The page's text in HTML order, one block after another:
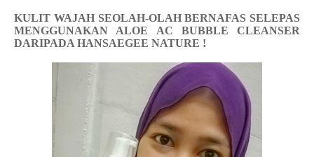
KULIT WAJAH SEOLAH-OLAH BERNAFAS SELEPAS
MENGGUNAKAN ALOE AC BUBBLE CLEANSER
DARIPADA HANSAEGEE NATURE !